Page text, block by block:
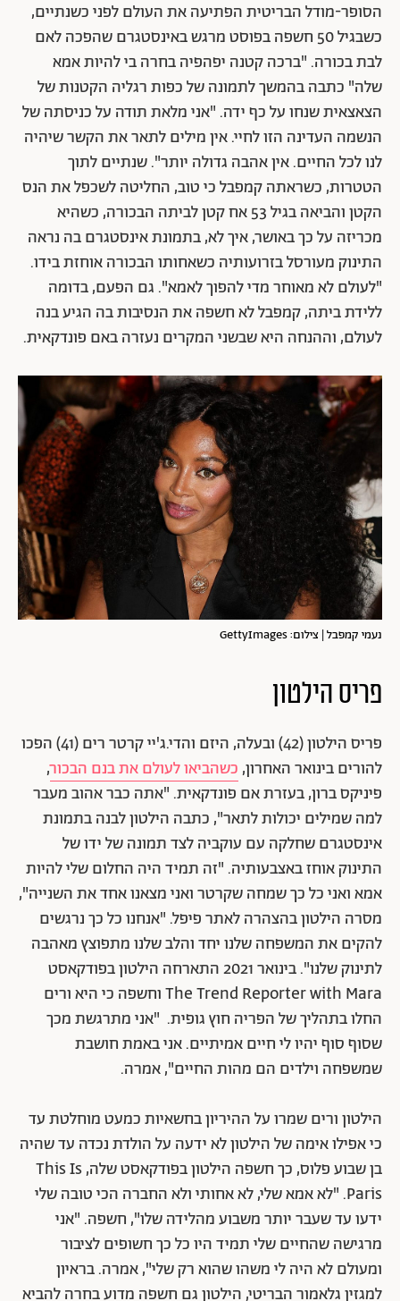
הסופר-מודל הבריטית הפתיעה את העולם לפני כשנתיים,
כשבגיל 50 חשפה בפוסט מרגש באינסטגרם שהפכה לאם
לבת בכורה. "ברכה קטנה יפהפיה בחרה בי להיות אמא
שלה" כתבה בהמשך לתמונה של כפות רגליה הקטנות של
הצאצאית שנחו על כף ידה. "אני מלאת תודה על כניסתה של
הנשמה העדינה הזו לחיי. אין מילים לתאר את הקשר שיהיה
לנו לכל החיים. אין אהבה גדולה יותר".שנתיים לתוך
הטטרות, כשראתה קמפבל כי טוב, החליטה לשכפל את הנס
הקטן והביאה בגיל 53 אח קטן לביתה הבכורה, כשהיא
מכריזה על כך באושר, איך לא, בתמונת אינסטגרם בה נראה
התינוק מעורסל בזרועותיה כשאחותו הבכורה אוחזת בידו.
"לעולם לא מאוחר מדי להפוך לאמא". גם הפעם, בדומה
ללידת ביתה, קמפבל לא חשפה את הנסיבות בה הגיע בנה
לעולם, וההנחה היא שבשני המקרים נעזרה באם פונדקאית.
נעמי קמפבל | צילום: GettyImages
פריס הילטון
פריס הילטון (42) ובעלה, היזם והדי.ג'יי קרטר רים (41) הפכו
להורים בינואר האחרון,כשהביאו לעולם את בנם הבכור,
פיניקס ברון, בעזרת אם פונדקאית. "אתה כבר אהוב מעבר
למה שמילים יכולות לתאר", כתבה הילטון לבנה בתמונת
אינסטגרם שחלקה עם עוקביה לצד תמונה של ידו של
התינוק אוחז באצבעותיה. "זה תמיד היה החלום שלי להיות
אמא ואני כל כך שמחה שקרטר ואני מצאנו אחד את השנייה",
מסרה הילטון בהצהרה לאתר פיפל. "אנחנו כל כך נרגשים
להקים את המשפחה שלנו יחד והלב שלנו מתפוצץ מאהבה
לתינוק שלנו".
בינואר 2021 התארחה הילטון בפודקאסט
The Trend Reporter with Mara וחשפה כי היא ורים
החלו בתהליך של הפריה חוץ גופית. "אני מתרגשת מכך
שסוף סוף יהיו לי חיים אמיתיים. אני באמת חושבת
שמשפחה וילדים הם מהות החיים", אמרה.
הילטון ורים שמרו על ההיריון בחשאיות כמעט מוחלטת עד
כי אפילו אימה של הילטון לא ידעה על הולדת נכדה עד שהיה
בן שבוע פלוס, כך חשפה הילטון בפודקאסט שלה,This Is
Paris. "לא אמא שלי, לא אחותי ולא החברה הכי טובה שלי
ידעו עד שעבר יותר משבוע מהלידה שלו", חשפה. "אני
מרגישה שהחיים שלי תמיד היו כל כך חשופים לציבור
ומעולם לא היה לי משהו שהוא רק שלי", אמרה. בראיון
למגזין גלאמור הבריטי, הילטון גם חשפה מדוע בחרה להביא